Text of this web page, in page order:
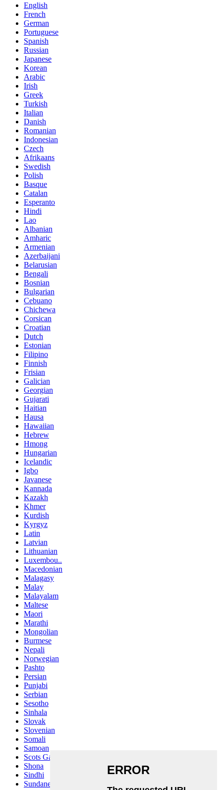
English
French
German
Portuguese
Spanish
Russian
Japanese
Korean
Arabic
Irish
Greek
Turkish
Italian
Danish
Romanian
Indonesian
Czech
Afrikaans
Swedish
Polish
Basque
Catalan
Esperanto
Hindi
Lao
Albanian
Amharic
Armenian
Azerbaijani
Belarusian
Bengali
Bosnian
Bulgarian
Cebuano
Chichewa
Corsican
Croatian
Dutch
Estonian
Filipino
Finnish
Frisian
Galician
Georgian
Gujarati
Haitian
Hausa
Hawaiian
Hebrew
Hmong
Hungarian
Icelandic
Igbo
Javanese
Kannada
Kazakh
Khmer
Kurdish
Kyrgyz
Latin
Latvian
Lithuanian
Luxembou..
Macedonian
Malagasy
Malay
Malayalam
Maltese
Maori
Marathi
Mongolian
Burmese
Nepali
Norwegian
Pashto
Persian
Punjabi
Serbian
Sesotho
Sinhala
Slovak
Slovenian
Somali
Samoan
Scots Gaelic
Shona
Sindhi
Sundanese